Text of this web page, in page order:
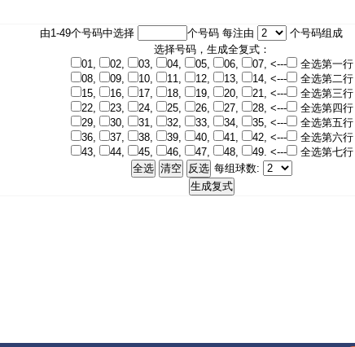
由1-49个号码中选择 个号码 每注由
个号码组成
选择号码，生成全复式：
01,
02, 03, 04, 05, 06, 07, <---
全选第一行
08,
09, 10, 11, 12, 13, 14, <---
全选第二行
15,
16, 17, 18, 19, 20, 21, <---
全选第三行
22,
23, 24, 25, 26, 27, 28, <---
全选第四行
29,
30, 31, 32, 33, 34, 35, <---
全选第五行
36,
37, 38, 39, 40, 41, 42, <---
全选第六行
43,
44, 45, 46, 47, 48, 49. <---
全选第七行
每组球数: